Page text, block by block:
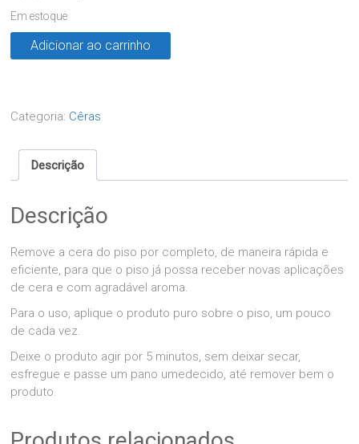
Em estoque
Adicionar ao carrinho
Categoria: Cêras
Descrição
Descrição
Remove a cera do piso por completo, de maneira rápida e
eficiente, para que o piso já possa receber novas aplicações
de cera e com agradável aroma.
Para o uso, aplique o produto puro sobre o piso, um pouco
de cada vez.
Deixe o produto agir por 5 minutos, sem deixar secar,
esfregue e passe um pano umedecido, até remover bem o
produto.